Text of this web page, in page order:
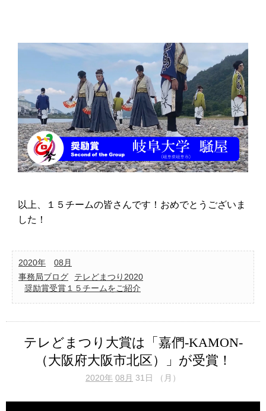
以上、１５チームの皆さんです！おめでとうございま
した！
2020年
08月
事務局ブログ
テレどまつり2020
奨励賞受賞１５チームをご紹介
テレどまつり大賞は「嘉們-KAMON-
（大阪府大阪市北区）」が受賞！
2020年 08月 31日 （月）